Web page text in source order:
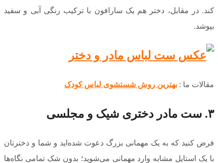
کند. در مقابل، دختر هم یک سارافون با ترکیب رنگی آبی و سفید
بپوشد.
مقالات ما : بهترین روش شستشوی لباس کودک
۳. ست مادر دختری شیک و مجلسی
فرض کنید که به یک مهمانی بزرگ دعوت شده‌اید و شما و دخترتان
با یک استایل مشابه وارد مهمانی می‌شوید؛ بدون شک تمامی نگاه‌ها